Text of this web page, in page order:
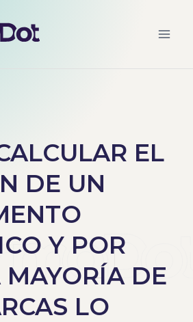
EL
DE UN
Y POR
MAYORÍA DE
LO